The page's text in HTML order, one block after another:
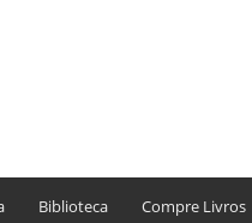
Biblioteca Compre Livros